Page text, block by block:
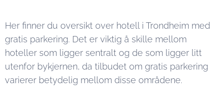
Her finner du oversikt over hotell i Trondheim med
gratis parkering. Det er viktig å skille mellom
hoteller som ligger sentralt og de som ligger litt
utenfor bykjernen, da tilbudet om gratis parkering
varierer betydelig mellom disse områdene.